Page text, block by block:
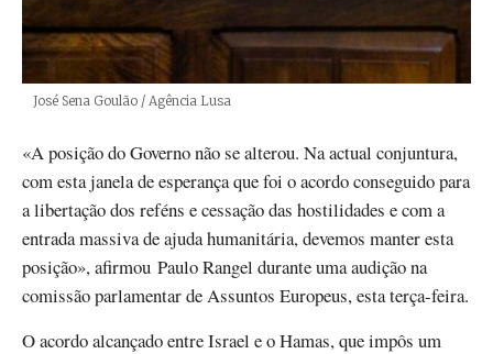
Créditos
José Sena Goulão / Agência Lusa
«A posição do Governo não se alterou. Na actual conjuntura,
com esta janela de esperança que foi o acordo conseguido para
a libertação dos reféns e cessação das hostilidades e com a
entrada massiva de ajuda humanitária, devemos manter esta
posição», afirmou Paulo Rangel durante uma audição na
comissão parlamentar de Assuntos Europeus, esta terça-feira.
O acordo alcançado entre Israel e o Hamas, que impôs um